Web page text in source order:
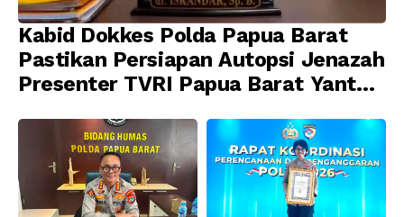
Kabid Dokkes Polda Papua Barat
Pastikan Persiapan Autopsi Jenazah
Presenter TVRI Papua Barat Yanto
Dijadwalkan Kamis